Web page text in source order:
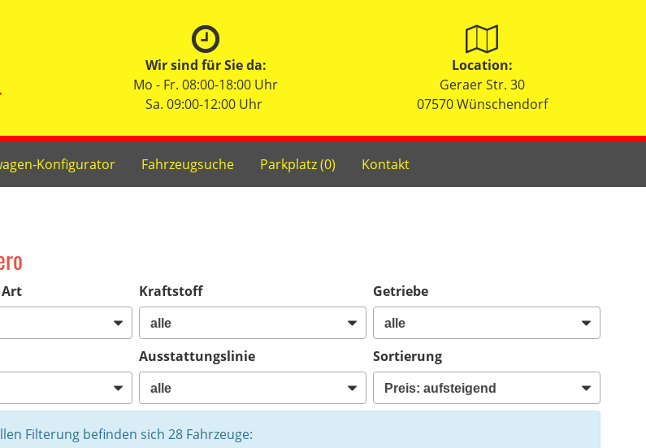
Wir sind für Sie da:
Mo - Fr. 08:00-18:00 Uhr
Sa. 09:00-12:00 Uhr
Location:
Geraer Str. 30
07570 Wünschendorf
Konfigurator Fahrzeugsuche Parkplatz (0) Kontakt
Kraftstoff Getriebe
Ausstattungslinie Sortierung
Filterung befinden sich 28Fahrzeuge: